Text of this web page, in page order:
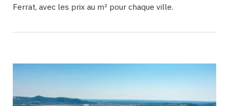
Ferrat, avec les prix au m² pour chaque ville.